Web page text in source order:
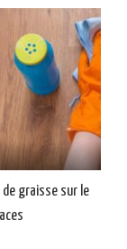
graisse sur le